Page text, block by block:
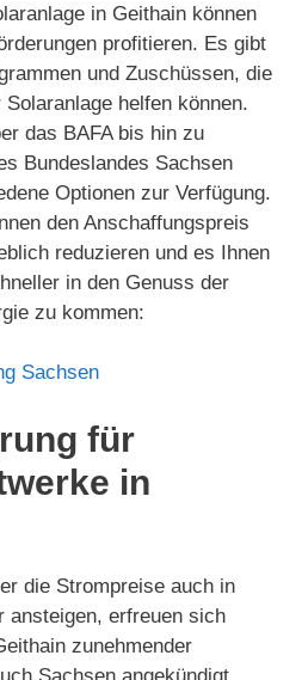
in Geithain können
profitieren. Es gibt
und Zuschüssen, die
helfen können.
das BAFA bis hin zu
Bundeslandes Sachsen
Optionen zur Verfügung.
den Anschaffungspreis
reduzieren und es Ihnen
in den Genuss der
zu kommen:
Sachsen
für
in
die Strompreise auch in
ansteigen, erfreuen sich
zunehmender
Sachsen angekündigt,